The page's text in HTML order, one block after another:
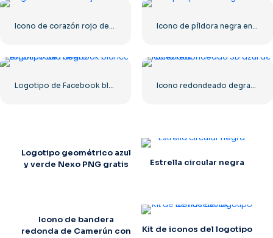
Logotipo geométrico azul
y verde Nexo PNG gratis
Estrella circular negra
Icono de bandera
redonda de Camerún con
Kit de iconos del logotipo